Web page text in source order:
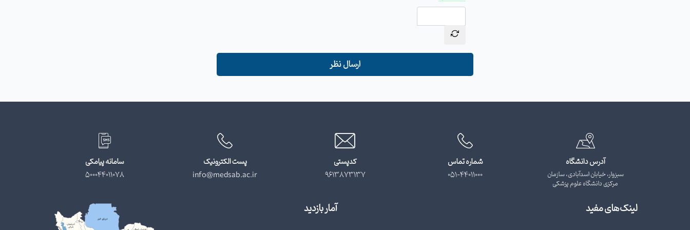
ارسال نظر
آدرس دانشگاه
سبزوار، خیابان اسدآبادی، سازمان
مرکزی دانشگاه علوم پزشکی
شماره تماس
051-44011000
کدپستی
9613873137
پست الکترونیک
info@medsab.ac.ir
سامانه پیامکی
500044011078
لینک‌های مفید آمار بازدید